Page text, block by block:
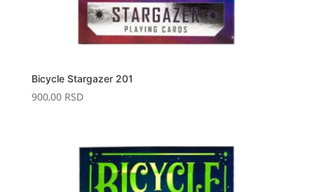
Bicycle Stargazer 201
900,00 RSD